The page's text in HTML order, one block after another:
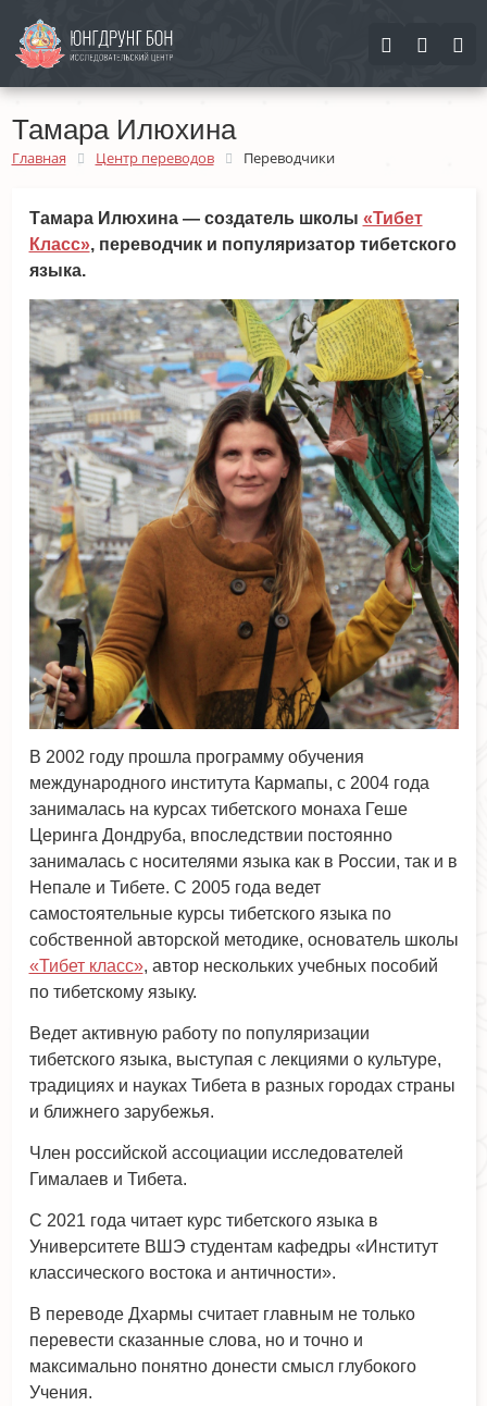
Найти
Найти
Закрыть
Тамара Илюхина
Главная Центр переводов Переводчики
Тамара Илюхина — создатель школы «Тибет
Класс», переводчик и популяризатор тибетского
языка.
В 2002 году прошла программу обучения
международного института Кармапы, с 2004 года
занималась на курсах тибетского монаха Геше
Церинга Дондруба, впоследствии постоянно
занималась с носителями языка как в России, так и в
Непале и Тибете. С 2005 года ведет
самостоятельные курсы тибетского языка по
собственной авторской методике, основатель школы
«Тибет класс», автор нескольких учебных пособий
по тибетскому языку.
Ведет активную работу по популяризации
тибетского языка, выступая с лекциями о культуре,
традициях и науках Тибета в разных городах страны
и ближнего зарубежья.
Член российской ассоциации исследователей
Гималаев и Тибета.
С 2021 года читает курс тибетского языка в
Университете ВШЭ студентам кафедры «Институт
классического востока и античности».
В переводе Дхармы считает главным не только
перевести сказанные слова, но и точно и
максимально понятно донести смысл глубокого
Учения.